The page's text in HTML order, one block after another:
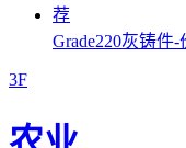
Grade220灰铸件
3F